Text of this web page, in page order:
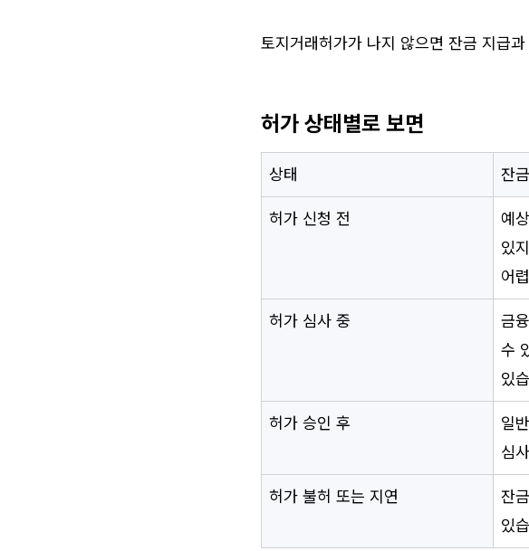
토지거래허가가 나지 않으면 잔금 지급
허가 상태별로 보면
상태 잔
허가 신청 전
예
있
어
허가 심사 중
금
수
있
허가 승인 후
일
심
허가 불허 또는 지연
잔
있